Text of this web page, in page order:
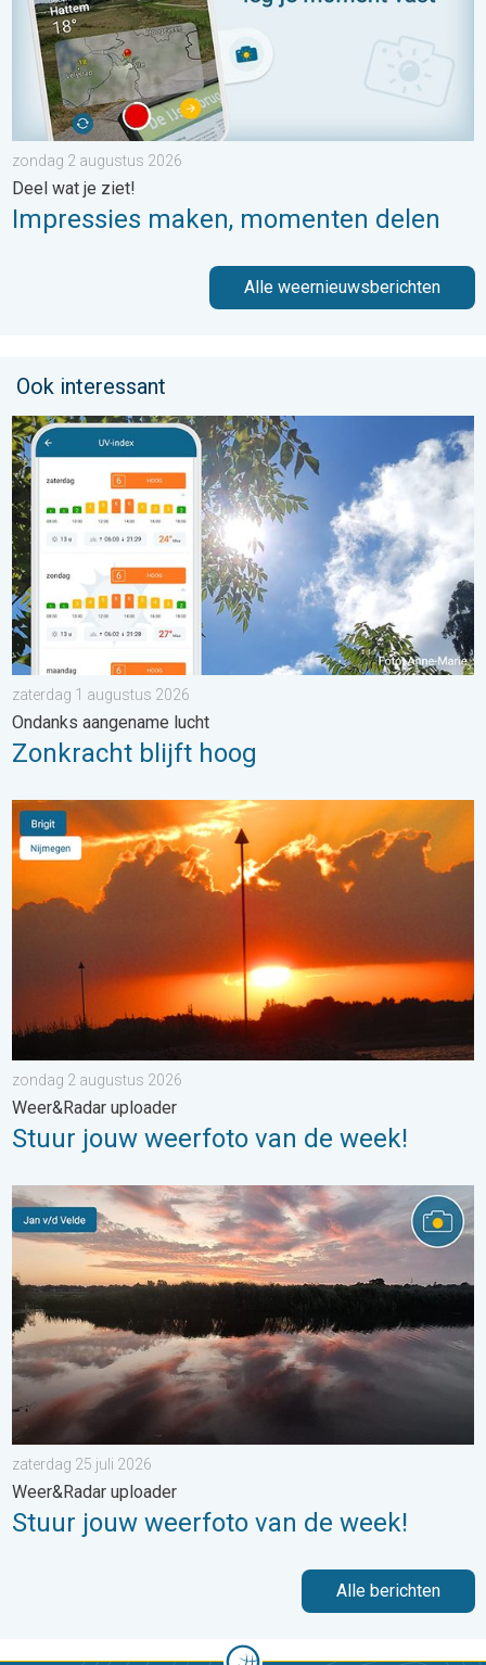
zondag 2 augustus 2026
Deel wat je ziet!
Impressies maken, momenten delen
Alle weernieuwsberichten
Ook interessant
Zonkracht blijft hoog. Ondanks aangename lucht. . . zaterdag
zaterdag 1 augustus 2026
Ondanks aangename lucht
Zonkracht blijft hoog
Stuur jouw weerfoto van de week!. Weer&Radar uploader. . .
zondag 2 augustus 2026
Weer&Radar uploader
Stuur jouw weerfoto van de week!
Stuur jouw weerfoto van de week!. Weer&Radar uploader. . .
zaterdag 25 juli 2026
Weer&Radar uploader
Stuur jouw weerfoto van de week!
Alle berichten